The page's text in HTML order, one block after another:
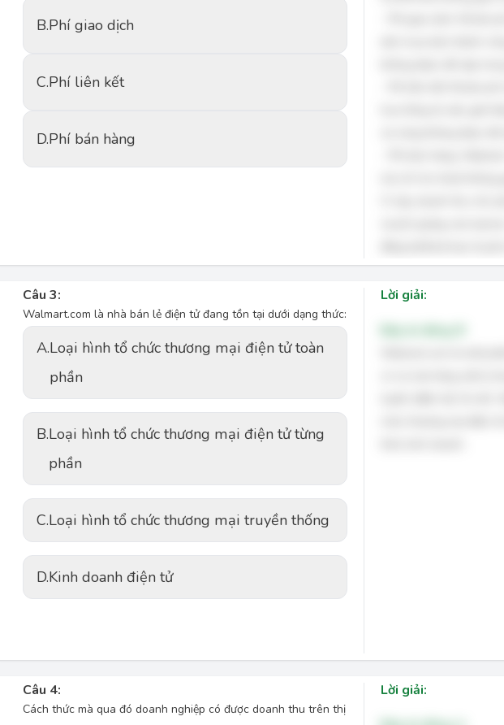
B.Phí giao dịch
C.Phí liên kết
D.Phí bán hàng
Câu 3:
Walmart.com là nhà bán lẻ điện tử đang tồn tại dưới dạng thức:
A.Loại hình tổ chức thương mại điện tử toàn
phần
B.Loại hình tổ chức thương mại điện tử từng
phần
C.Loại hình tổ chức thương mại truyền thống
D.Kinh doanh điện tử
Lời giải:
Câu 4:
Cách thức mà qua đó doanh nghiệp có được doanh thu trên thị
Lời giải: